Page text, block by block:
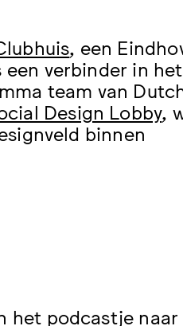
, een
verbinder in
team van
Design Lobby,
binnen
het podcastje naar